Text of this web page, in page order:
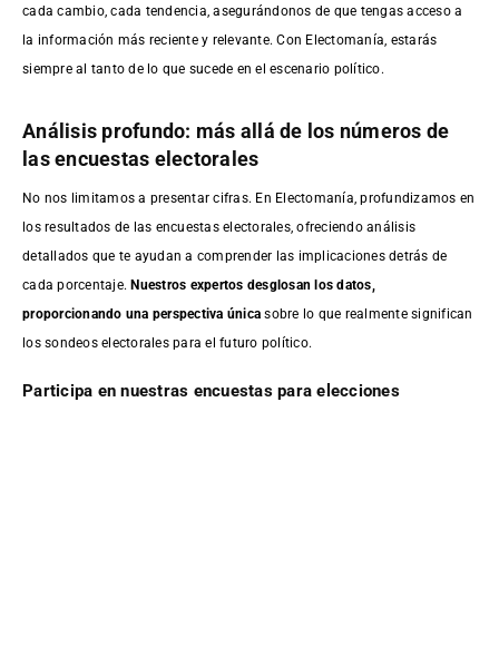
cada cambio, cada tendencia, asegurándonos de que tengas acceso a
la información más reciente y relevante. Con Electomanía, estarás
siempre al tanto de lo que sucede en el escenario político.
Análisis profundo: más allá de los números de
las encuestas electorales
No nos limitamos a presentar cifras. En Electomanía, profundizamos en
los resultados de las encuestas electorales, ofreciendo análisis
detallados que te ayudan a comprender las implicaciones detrás de
cada porcentaje.Nuestros expertos desglosan los datos,
proporcionando una perspectiva única sobre lo que realmente significan
los sondeos electorales para el futuro político.
Participa en nuestras encuestas para elecciones